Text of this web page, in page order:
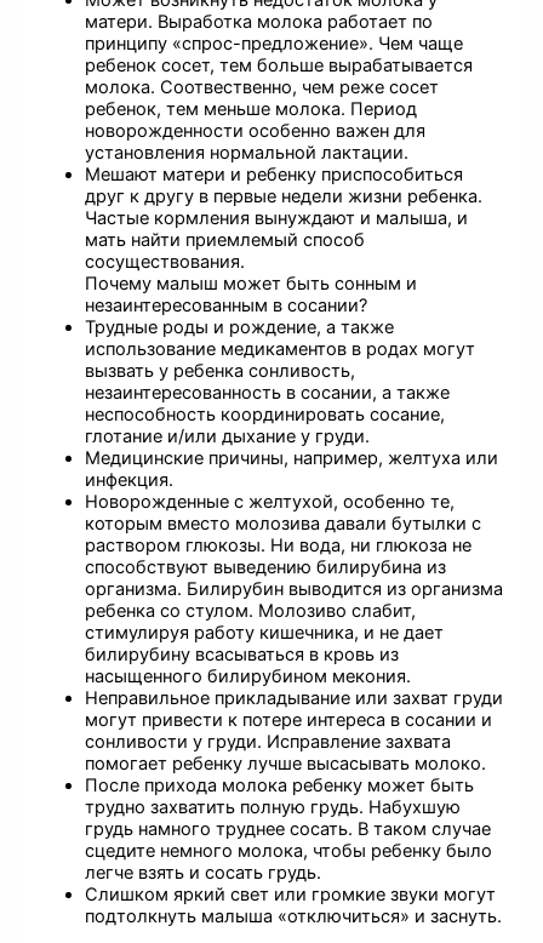
матери. Выработка молока работает по
принципу «спрос-предложение». Чем чаще
ребенок сосет, тем больше вырабатывается
молока. Соотвественно, чем реже сосет
ребенок, тем меньше молока. Период
новорожденности особенно важен для
установления нормальной лактации.
Мешают матери и ребенку приспособиться
друг к другу в первые недели жизни ребенка.
Частые кормления вынуждают и малыша, и
мать найти приемлемый способ
сосуществования.
Почему малыш может быть сонным и
незаинтересованным в сосании?
Трудные роды и рождение, а также
использование медикаментов в родах могут
вызвать у ребенка сонливость,
незаинтересованность в сосании, а также
неспособность координировать сосание,
глотание и/или дыхание у груди.
Медицинские причины, например, желтуха или
инфекция.
Новорожденные с желтухой, особенно те,
которым вместо молозива давали бутылки с
раствором глюкозы. Ни вода, ни глюкоза не
способствуют выведению билирубина из
организма. Билирубин выводится из организма
ребенка со стулом. Молозиво слабит,
стимулируя работу кишечника, и не дает
билирубину всасываться в кровь из
насыщенного билирубином мекония.
Неправильное прикладывание или захват груди
могут привести к потере интереса в сосании и
сонливости у груди. Исправление захвата
помогает ребенку лучше высасывать молоко.
После прихода молока ребенку может быть
трудно захватить полную грудь. Набухшую
грудь намного труднее сосать. В таком случае
сцедите немного молока, чтобы ребенку было
легче взять и сосать грудь.
Слишком яркий свет или громкие звуки могут
подтолкнуть малыша «отключиться» и заснуть.